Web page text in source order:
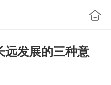
远发展的三种意